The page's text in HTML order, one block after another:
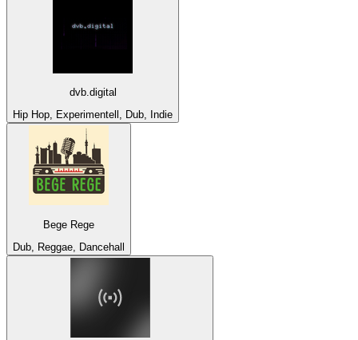
dvb.digital
Hip Hop, Experimentell, Dub, Indie
Bege Rege
Dub, Reggae, Dancehall